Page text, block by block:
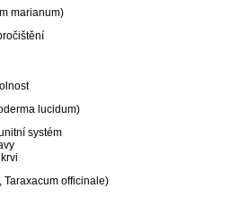
marianum)
lucidum)
systém
Taraxacum officinale)